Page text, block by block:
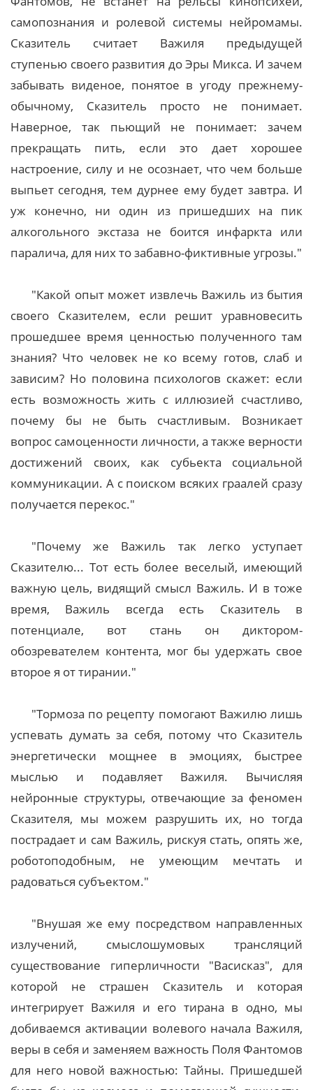
самопознания и ролевой системы нейромамы.
Сказитель считает Важиля предыдущей
ступенью своего развития до Эры Микса. И зачем
забывать виденое, понятое в угоду прежнему-
обычному, Сказитель просто не понимает.
Наверное, так пьющий не понимает: зачем
прекращать пить, если это дает хорошее
настроение, силу и не осознает, что чем больше
выпьет сегодня, тем дурнее ему будет завтра. И
уж конечно, ни один из пришедших на пик
алкогольного экстаза не боится инфаркта или
паралича, для них то забавно-фиктивные угрозы."
"Какой опыт может извлечь Важиль из бытия
своего Сказителем, если решит уравновесить
прошедшее время ценностью полученного там
знания? Что человек не ко всему готов, слаб и
зависим? Но половина психологов скажет: если
есть возможность жить с иллюзией счастливо,
почему бы не быть счастливым. Возникает
вопрос самоценности личности, а также верности
достижений своих, как субьекта социальной
коммуникации. А с поиском всяких граалей сразу
получается перекос."
"Почему же Важиль так легко уступает
Сказителю... Тот есть более веселый, имеющий
важную цель, видящий смысл Важиль. И в тоже
время, Важиль всегда есть Сказитель в
потенциале, вот стань он диктором-
обозревателем контента, мог бы удержать свое
второе я от тирании."
"Тормоза по рецепту помогают Важилю лишь
успевать думать за себя, потому что Сказитель
энергетически мощнее в эмоциях, быстрее
мыслью и подавляет Важиля. Вычисляя
нейронные структуры, отвечающие за феномен
Сказителя, мы можем разрушить их, но тогда
пострадает и сам Важиль, рискуя стать, опять же,
роботоподобным, не умеющим мечтать и
радоваться субъектом."
"Внушая же ему посредством направленных
излучений, смыслошумовых трансляций
существование гиперличности "Васисказ", для
которой не страшен Сказитель и которая
интегрирует Важиля и его тирана в одно, мы
добиваемся активации волевого начала Важиля,
веры в себя и заменяем важность Поля Фантомов
для него новой важностью: Тайны. Пришедшей